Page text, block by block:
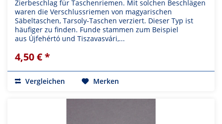
Zierbeschlag für Taschenriemen. Mit solchen Beschlägen
waren die Verschlussriemen von magyarischen
Säbeltaschen, Tarsoly-Taschen verziert. Dieser Typ ist
häufiger zu finden. Funde stammen zum Beispiel
aus Újfehértó und Tiszavasvári,...
4,50 € *
Vergleichen Merken